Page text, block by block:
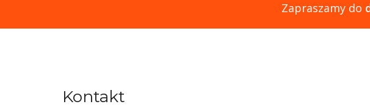
Zapraszamy do
Kontakt